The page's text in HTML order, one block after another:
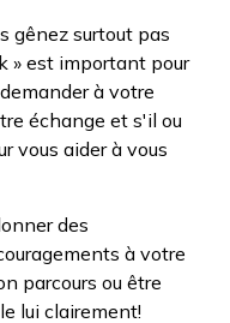
gênez surtout pas
» est important pour
à votre
échange et s'il ou
vous aider à vous
des
à votre
parcours ou être
lui clairement!